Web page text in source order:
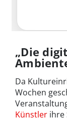
„Die
Da
Wochen
Künstler ihre